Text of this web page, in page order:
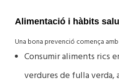
Alimentació i hàbits
Una bona prevenció comença
Consumir aliments rics
verdures de fulla verda,